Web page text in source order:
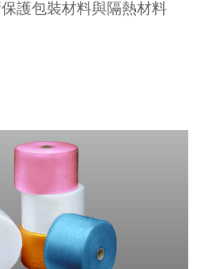
護包裝材料與隔熱材料